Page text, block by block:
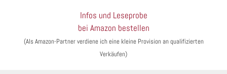
Infos und Leseprobe
bei Amazon bestellen
(Als Amazon-Partner verdiene ich eine kleine Provision an qualifizierten
Verkäufen)